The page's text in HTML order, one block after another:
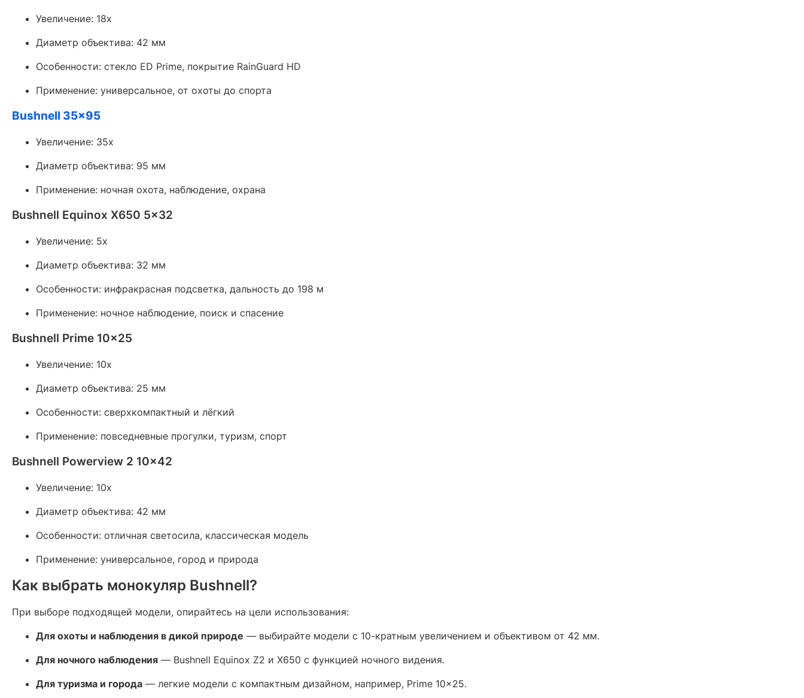
Увеличение: 18x
Диаметр объектива: 42 мм
Особенности: стекло ED Prime, покрытие RainGuard HD
Применение: универсальное, от охоты до спорта
Bushnell 35x95
Увеличение: 35x
Диаметр объектива: 95 мм
Применение: ночная охота, наблюдение, охрана
Bushnell Equinox X650 5x32
Увеличение: 5x
Диаметр объектива: 32 мм
Особенности: инфракрасная подсветка, дальность до 198 м
Применение: ночное наблюдение, поиск и спасение
Bushnell Prime 10x25
Увеличение: 10x
Диаметр объектива: 25 мм
Особенности: сверхкомпактный и лёгкий
Применение: повседневные прогулки, туризм, спорт
Bushnell Powerview 2 10x42
Увеличение: 10x
Диаметр объектива: 42 мм
Особенности: отличная светосила, классическая модель
Применение: универсальное, город и природа
Как выбрать монокуляр Bushnell?
При выборе подходящей модели, опирайтесь на цели использования:
Для охоты и наблюдения в дикой природе — выбирайте модели с 10-кратным увеличением и объективом от 42 мм.
Для ночного наблюдения — Bushnell Equinox Z2 и X650 с функцией ночного видения.
Для туризма и города — легкие модели с компактным дизайном, например, Prime 10x25.